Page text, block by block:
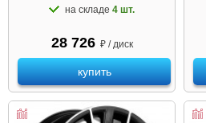
на складе 4 шт.
28 726 ₽ / диск
купить